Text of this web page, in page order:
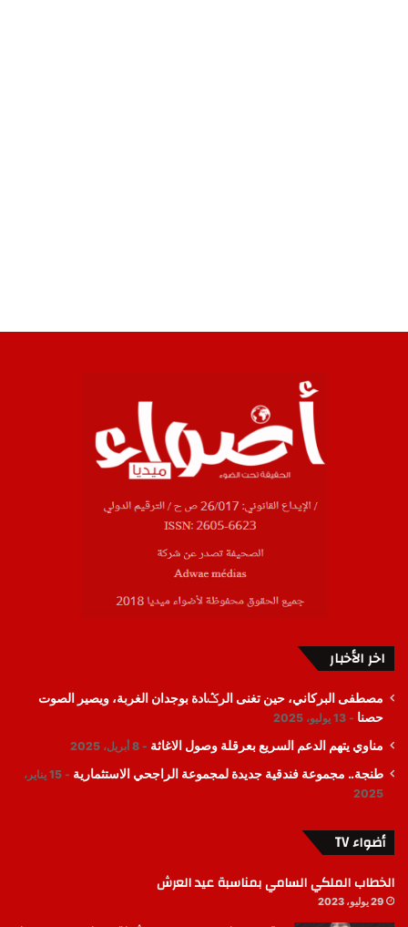
اخر الأخبار
مصطفى البركاني، حين تغنى الرݣادة بوجدان الغربة، ويصير الصوت
حصنا
13 يوليو، 2025
مناوي يتهم الدعم السريع بعرقلة وصول الاغاثة 8 أبريل، 2025
طنجة.. مجموعة فندقية جديدة لمجموعة الراجحي الاستثمارية
15 يناير،
2025
أضواء TV
الخطاب الملكي السامي بمناسبة عيد العرش
29 يوليو، 2023